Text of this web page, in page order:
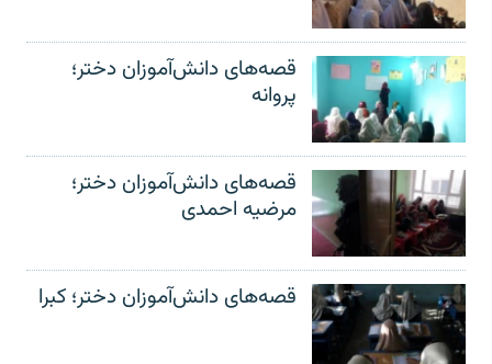
قصه‌های دانش‌آموزان دختر؛
پروانه
قصه‌های دانش‌آموزان دختر؛
مرضیه احمدی
قصه‌های دانش‌آموزان دختر؛ کبرا